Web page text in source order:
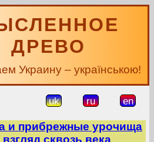
ДРЕВО
Украину – українською!
uk ru en
и прибрежные урочища
сквозь века